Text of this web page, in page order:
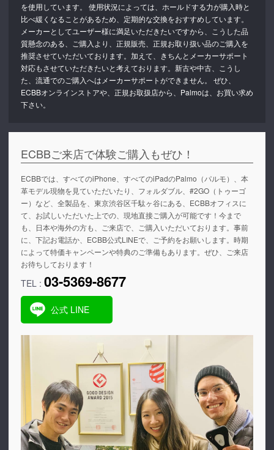
を使用しています。 使用状況によっては、ホールドする力が購入時と
比べ緩くなることがあるため、定期的な交換をおすすめしています。
メーカーとしてユーザー様に満足いただきたいですから、こうした品
質懸念のある、ご購入より、正規販売、正規お取り扱い品のご購入を
推奨させていただいております。加えて、きちんとメーカーサポート
対応もさせていただきたいと考えております。新古や中古、こうし
た、流通でのご購入へはメーカーサポートができません。 ぜひ、
ECBBオンラインストアや、正規お取扱店から、Palmoは、お買い求め
下さい。
ECBBご来店で体験ご購入もぜひ！
ECBBでは、すべてのiPhone、すべてのiPadのPalmo（パルモ）、本
革モデル現物を見ていただいたり、フォルダブル、#2GO（トゥーゴ
ー）など、全製品を、東京渋谷区千駄ヶ谷にある、ECBBオフィスに
て、お試しいただいた上での、現地直接ご購入が可能です！今まで
も、日本や海外の方も、ご来店で、ご購入いただいております。事前
に、下記お電話か、ECBB公式LINEで、ご予約をお願いします。時期
によって特価キャンペーンや特典のご準備もあります。ぜひ、ご来店
お待ちしております！
TEL : 03-5369-8677
公式 LINE